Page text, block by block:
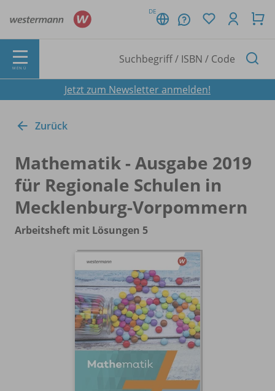
DE
MENÜ
Jetzt zum Newsletter anmelden!
Zurück
Mathematik - Ausgabe 2019
für Regionale Schulen in
Mecklenburg-Vorpommern
Arbeitsheft mit Lösungen 5